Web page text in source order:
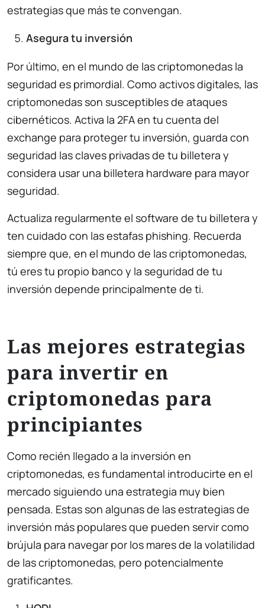
estrategias que más te convengan.
Asegura tu inversión
Por último, en el mundo de las criptomonedas la
seguridad es primordial. Como activos digitales, las
criptomonedas son susceptibles de ataques
cibernéticos. Activa la 2FA en tu cuenta del
exchange para proteger tu inversión, guarda con
seguridad las claves privadas de tu billetera y
considera usar una billetera hardware para mayor
seguridad.
Actualiza regularmente el software de tu billetera y
ten cuidado con las estafas phishing. Recuerda
siempre que, en el mundo de las criptomonedas,
tú eres tu propio banco y la seguridad de tu
inversión depende principalmente de ti.
Las mejores estrategias
para invertir en
criptomonedas para
principiantes
Como recién llegado a la inversión en
criptomonedas, es fundamental introducirte en el
mercado siguiendo una estrategia muy bien
pensada. Estas son algunas de las estrategias de
inversión más populares que pueden servir como
brújula para navegar por los mares de la volatilidad
de las criptomonedas, pero potencialmente
gratificantes.